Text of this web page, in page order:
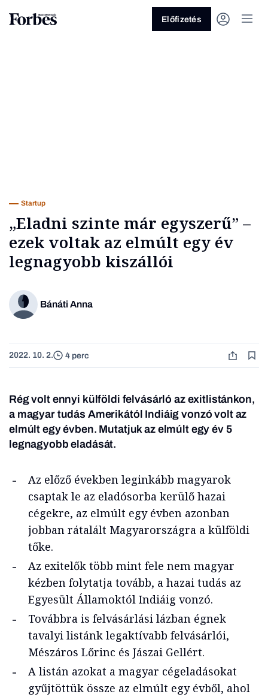
Előfizetés
Startup
„Eladni szinte már egyszerű” –
ezek voltak az elmúlt egy év
legnagyobb kiszállói
Bánáti Anna
2022. 10. 2. 4 perc
Rég volt ennyi külföldi felvásárló az exitlistánkon,
a magyar tudás Amerikától Indiáig vonzó volt az
elmúlt egy évben. Mutatjuk az elmúlt egy év 5
legnagyobb eladását.
Az előző években leginkább magyarok
csaptak le az eladósorba kerülő hazai
cégekre, az elmúlt egy évben azonban
jobban rátalált Magyarországra a külföldi
tőke.
Az exitelők több mint fele nem magyar
kézben folytatja tovább, a hazai tudás az
Egyesült Államoktól Indiáig vonzó.
Továbbra is felvásárlási lázban égnek
tavalyi listánk legaktívabb felvásárlói,
Mészáros Lőrinc és Jászai Gellért.
A listán azokat a magyar cégeladásokat
gyűjtöttük össze az elmúlt egy évből, ahol